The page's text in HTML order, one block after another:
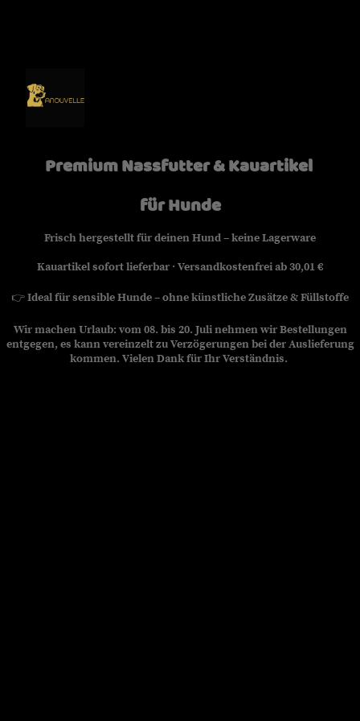
Premium Nassfutter & Kauartikel
für Hunde
Frisch hergestellt für deinen Hund – keine Lagerware
Kauartikel sofort lieferbar · Versandkostenfrei ab 30,01 €
👉Ideal für sensible Hunde – ohne künstliche Zusätze & Füllstoffe
Wir machen Urlaub: vom 08. bis 20. Juli nehmen wir Bestellungen
entgegen, es kann vereinzelt zu Verzögerungen bei der Auslieferung
kommen. Vielen Dank für Ihr Verständnis.